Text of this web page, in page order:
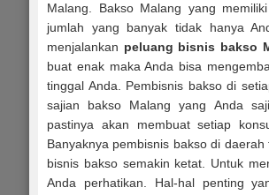
Malang. Bakso Malang yang
jumlah yang banyak tidak hanya
menjalankan peluang bisnis bakso
buat enak maka Anda bisa
tinggal Anda. Pembisnis bakso di
sajian bakso Malang yang Anda
pastinya akan membuat setiap
Banyaknya pembisnis bakso di
bisnis bakso semakin ketat. Untuk
Anda perhatikan. Hal-hal penting